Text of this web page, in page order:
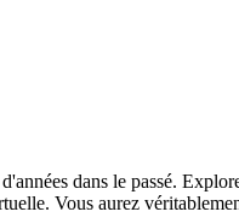
dans le passé.
Vous aurez